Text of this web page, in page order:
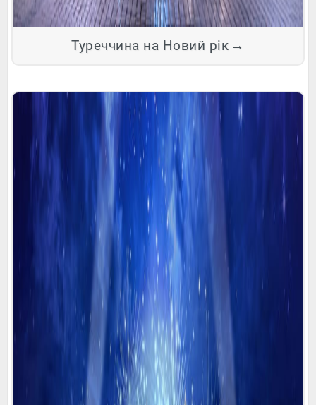
Туреччина на Новий рік